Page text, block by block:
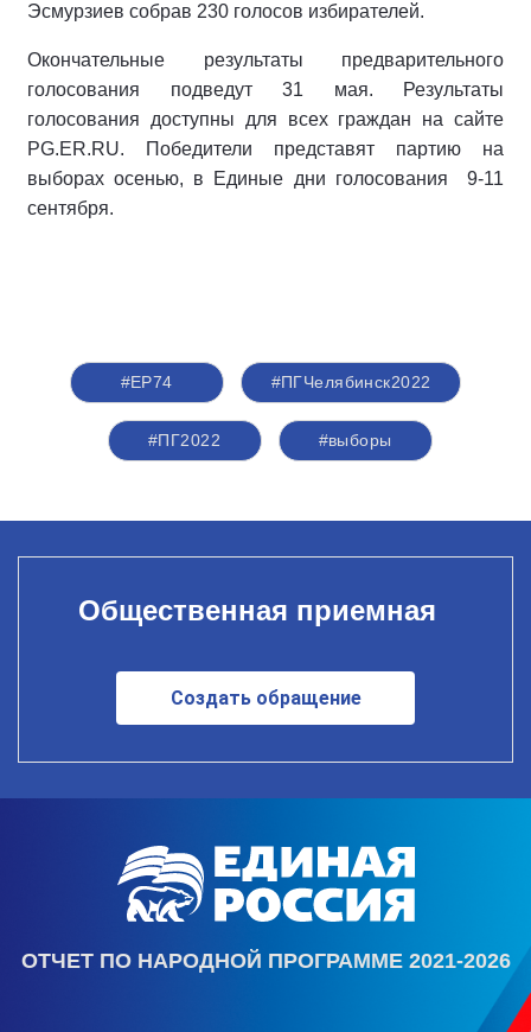
Эсмурзиев собрав 230 голосов избирателей.
Окончательные результаты предварительного
голосования подведут 31 мая. Результаты
голосования доступны для всех граждан на сайте
PG.ER.RU. Победители представят партию на
выборах осенью, в Единые дни голосования 9-11
сентября.
#ЕР74 #ПГЧелябинск2022
#ПГ2022 #выборы
Общественная приемная
Создать обращение
ОТЧЕТ ПО НАРОДНОЙ ПРОГРАММЕ 2021-2026